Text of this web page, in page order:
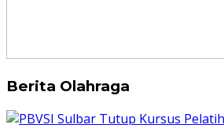
Berita Olahraga